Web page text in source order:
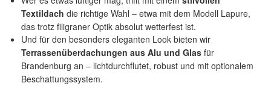
Textildach die richtige Wahl – etwa mit dem Modell Lapure,
das trotz filigraner Optik absolut wetterfest ist.
Und für den besonders eleganten Look bieten wir
Terrassenüberdachungen aus Alu und Glas für
Brandenburg an – lichtdurchflutet, robust und mit optionalem
Beschattungssystem.